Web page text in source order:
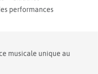
performances
musicale unique au